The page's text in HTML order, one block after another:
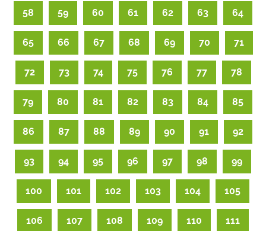
58 59 60 61 62 63 64
65 66 67 68 69 70 71
72 73 74 75 76 77 78
79 80 81 82 83 84 85
86 87 88 89 90 91 92
93 94 95 96 97 98 99
100 101 102 103 104 105
106 107 108 109 110 111